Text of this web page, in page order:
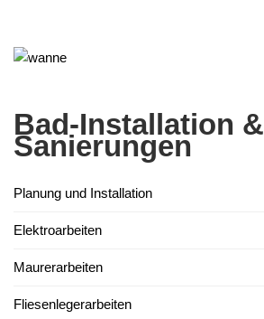
Bad-Installation &
Sanierungen
Planung und Installation
Elektroarbeiten
Maurerarbeiten
Fliesenlegerarbeiten